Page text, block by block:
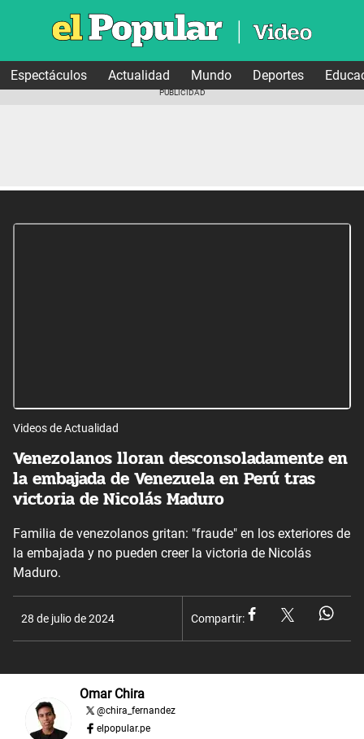
Espectáculos Actualidad Mundo Deportes
Videos de Actualidad
Venezolanos lloran desconsoladamente en
la embajada de Venezuela en Perú tras
victoria de Nicolás Maduro
Familia de venezolanos gritan: "fraude" en los exteriores de
la embajada y no pueden creer la victoria de Nicolás
Maduro.
28 de julio de 2024 Compartir:
Omar Chira
@chira_fernandez
elpopular.pe